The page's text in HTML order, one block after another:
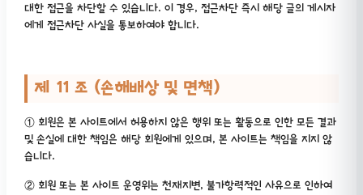
대한 접근을 차단할 수 있습니다. 이 경우, 접근차단 즉시 해당 글의 게시자
에게 접근차단 사실을 통보하여야 합니다.
제 11 조 (손해배상 및 면책)
① 회원은 본 사이트에서 허용하지 않은 행위 또는 활동으로 인한 모든 결과
및 손실에 대한 책임은 해당 회원에게 있으며, 본 사이트는 책임을 지지 않
습니다.
② 회원 또는 본 사이트 운영위는 천재지변, 불가항력적인 사유으로 인하여